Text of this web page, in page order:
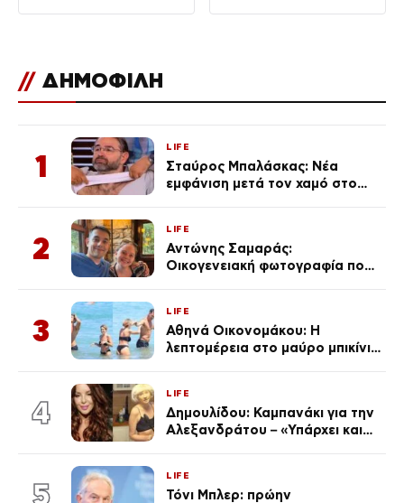
// ΔΗΜΟΦΙΛΗ
1
LIFE
Σταύρος Μπαλάσκας: Νέα
εμφάνιση μετά τον χαμό στο
2
LIFE
Αντώνης Σαμαράς:
Οικογενειακή φωτογραφία που
Λένας
3
LIFE
Αθηνά Οικονομάκου: Η
λεπτομέρεια στο μαύρο μπικίνι
(φωτογραφίες)
4
LIFE
Δημουλίδου: Καμπανάκι για την
Αλεξανδράτου – «Υπάρχει και
5
LIFE
Τόνι Μπλερ: πρώην